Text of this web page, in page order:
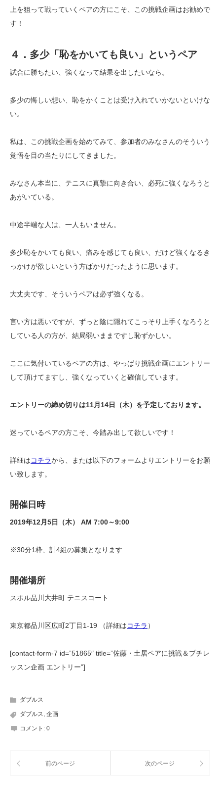
上を狙って戦っていくペアの方にこそ、この挑戦企画はお勧めで
す！
４．多少「恥をかいても良い」というペア
試合に勝ちたい、強くなって結果を出したいなら。
多少の悔しい想い、恥をかくことは受け入れていかないといけな
い。
私は、この挑戦企画を始めてみて、参加者のみなさんのそういう
覚悟を目の当たりにしてきました。
みなさん本当に、テニスに真摯に向き合い、必死に強くなろうと
あがいている。
中途半端な人は、一人もいません。
多少恥をかいても良い、痛みを感じても良い、だけど強くなるき
っかけが欲しいという方ばかりだったように思います。
大丈夫です、そういうペアは必ず強くなる。
言い方は悪いですが、ずっと陰に隠れてこっそり上手くなろうと
している人の方が、結局弱いままですし恥ずかしい。
ここに気付いているペアの方は、やっぱり挑戦企画にエントリー
して頂けてますし、強くなっていくと確信しています。
エントリーの締め切りは11月14日（木）を予定しております。
迷っているペアの方こそ、今踏み出して欲しいです！
詳細はコチラから、または以下のフォームよりエントリーをお願
い致します。
開催日時
2019年12月5日（木） AM 7:00～9:00
※30分1枠、計4組の募集となります
開催場所
スポル品川大井町 テニスコート
東京都品川区広町2丁目1-19 （詳細はコチラ ）
[contact-form-7 id=”51865″ title=”佐藤・土居ペアに挑戦＆プチレ
ッスン企画 エントリー”]
ダブルス
ダブルス, 企画
コメント: 0
前のページ 次のページ